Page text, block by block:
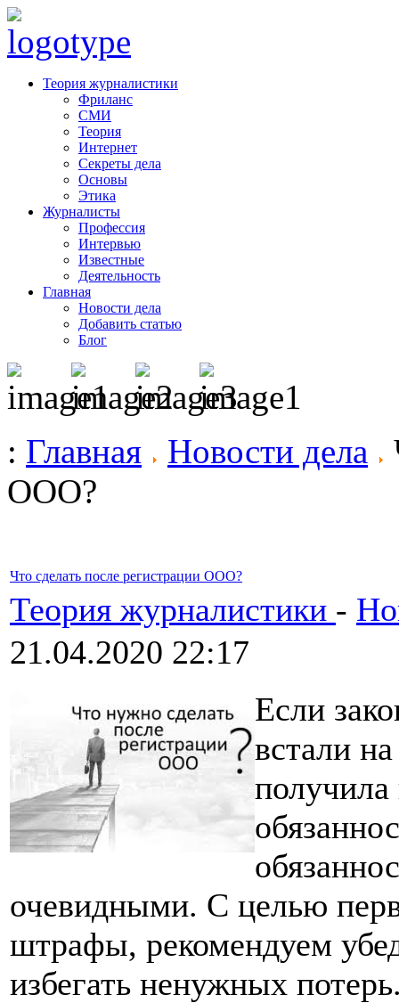
Теория журналистики
Фриланс
СМИ
Теория
Интернет
Секреты дела
Основы
Этика
Журналисты
Профессия
Интервью
Известные
Деятельность
Главная
Новости дела
Добавить статью
Блог
: Главная Новости дела
ООО?
Что сделать после регистрации ООО?
Теория журналистики -
21.04.2020 22:17
Если
встали
получила
очевидными. С целью
штрафы, рекомендуем
избегать ненужных